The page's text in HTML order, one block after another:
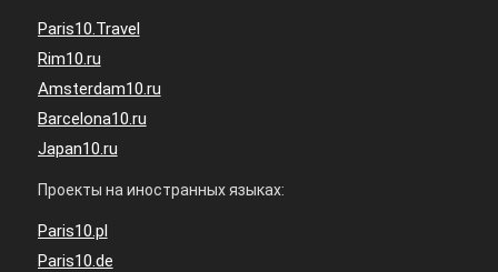
Paris10.Travel
Rim10.ru
Amsterdam10.ru
Barcelona10.ru
Japan10.ru
Проекты на иностранных языках:
Paris10.pl
Paris10.de